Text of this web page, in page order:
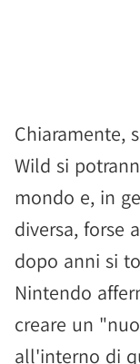
Chiaramente,
Wild si
mondo e, in
diversa, forse
dopo anni si
Nintendo
creare un
all'interno di